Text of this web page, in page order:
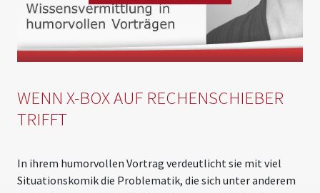
Pleaseaccept marketing cookies
to view this YouTube
content.
WENN X-BOX AUF RECHENSCHIEBER
TRIFFT
In ihrem humorvollen Vortrag verdeutlicht sie mit viel
Situationskomik die Problematik, die sich unter anderem